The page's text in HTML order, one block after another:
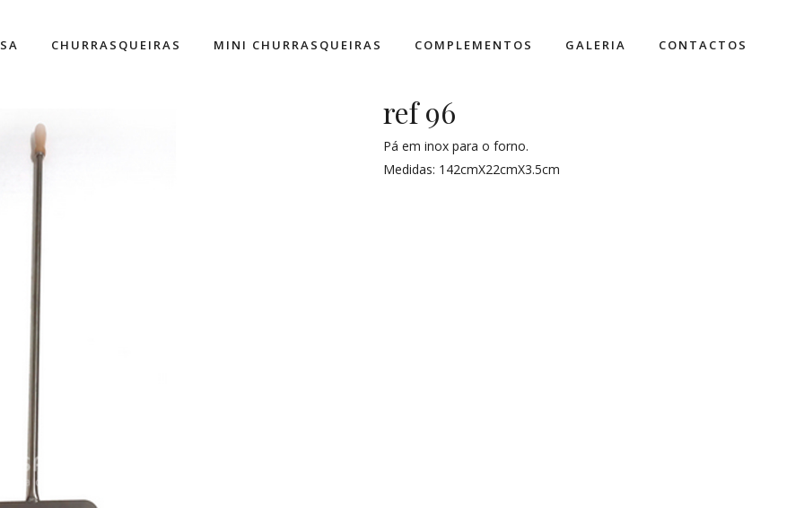
CHURRASQUEIRAS MINI CHURRASQUEIRAS COMPLEMENTOS GALERIA CONTACTOS
ref 96
Pá em inox para o forno.
Medidas: 142cmX22cmX3.5cm